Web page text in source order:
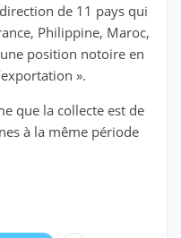
de 11 pays qui
Philippine, Maroc,
position notoire en
».
que la collecte est de
à la même période